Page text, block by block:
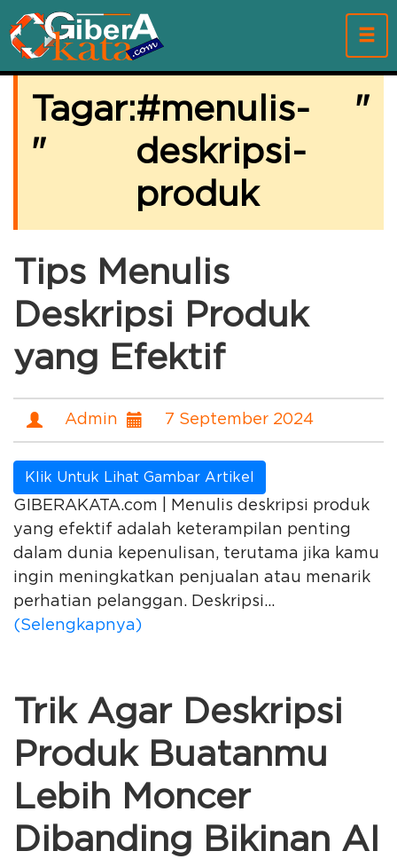
Tagar:
"
menulis-
deskripsi-
produk
"
Tips Menulis
Deskripsi Produk
yang Efektif
Admin 7 September 2024
Klik Untuk Lihat Gambar Artikel
GIBERAKATA.com | Menulis deskripsi produk
yang efektif adalah keterampilan penting
dalam dunia kepenulisan, terutama jika kamu
ingin meningkatkan penjualan atau menarik
perhatian pelanggan. Deskripsi...
(Selengkapnya)
Trik Agar Deskripsi
Produk Buatanmu
Lebih Moncer
Dibanding Bikinan AI